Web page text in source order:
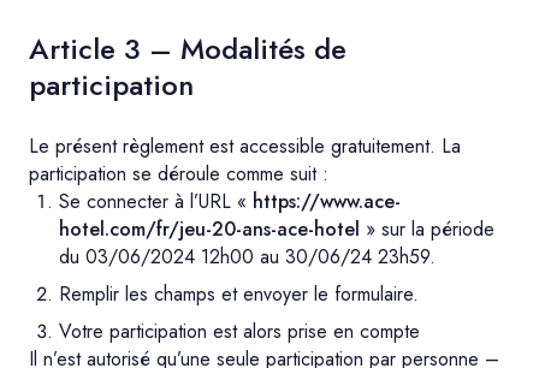
Article 3 – Modalités de
participation
Le présent règlement est accessible gratuitement. La
participation se déroule comme suit :
Se connecter à l’URL « https://www.ace-
hotel.com/fr/jeu-20-ans-ace-hotel » sur la période
du 03/06/2024 12h00 au 30/06/24 23h59.
Remplir les champs et envoyer le formulaire.
Votre participation est alors prise en compte
Il n’est autorisé qu’une seule participation par personne –